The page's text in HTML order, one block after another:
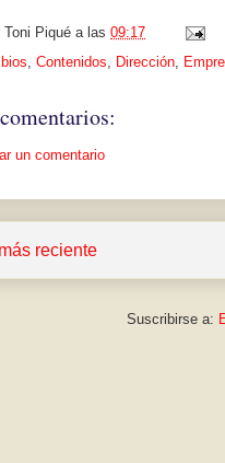
Toni Piqué a las 09:17
, Contenidos, Dirección,
un comentario
reciente
Suscribirse a: